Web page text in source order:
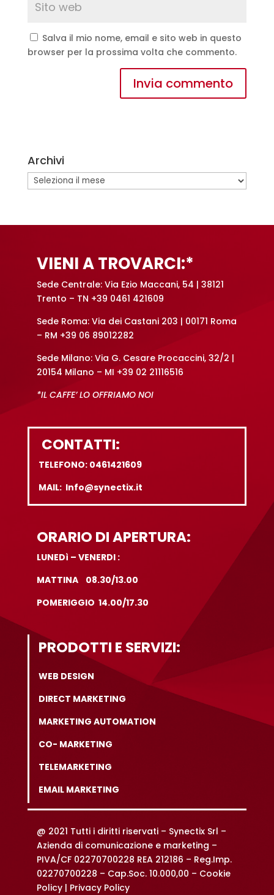
Salva il mio nome, email e sito web in questo
browser per la prossima volta che commento.
r
n
a
Archivi
Archivi
VIENI A TROVARCI:*
Sede Centrale: Via Ezio Maccani, 54 | 38121
Trento – TN +39 0461 421609
Sede Roma: Via dei Castani 203 | 00171 Roma
– RM +39 06 89012282
Sede Milano: Via G. Cesare Procaccini, 32/2 |
20154 Milano – MI +39 02 21116516
*IL CAFFE’ LO OFFRIAMO NOI
CONTATTI:
TELEFONO: 0461421609
MAIL: Info@synectix.it
ORARIO DI APERTURA:
LUNEDì – VENERDI :
MATTINA 08.30/13.00
POMERIGGIO 14.00/17.30
PRODOTTI E SERVIZI:
WEB DESIGN
DIRECT MARKETING
MARKETING AUTOMATION
CO- MARKETING
TELEMARKETING
EMAIL MARKETING
@ 2021 Tutti i diritti riservati – Synectix Srl –
Azienda di comunicazione e marketing –
PIVA/CF 02270700228 REA 212186 – Reg.Imp.
02270700228 – Cap.Soc. 10.000,00 – Cookie
Policy | Privacy Policy